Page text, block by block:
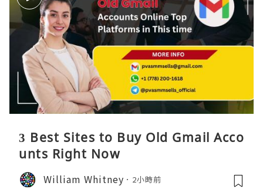
3 Best Sites to Buy Old Gmail Acco
unts Right Now
William Whitney 2小時前